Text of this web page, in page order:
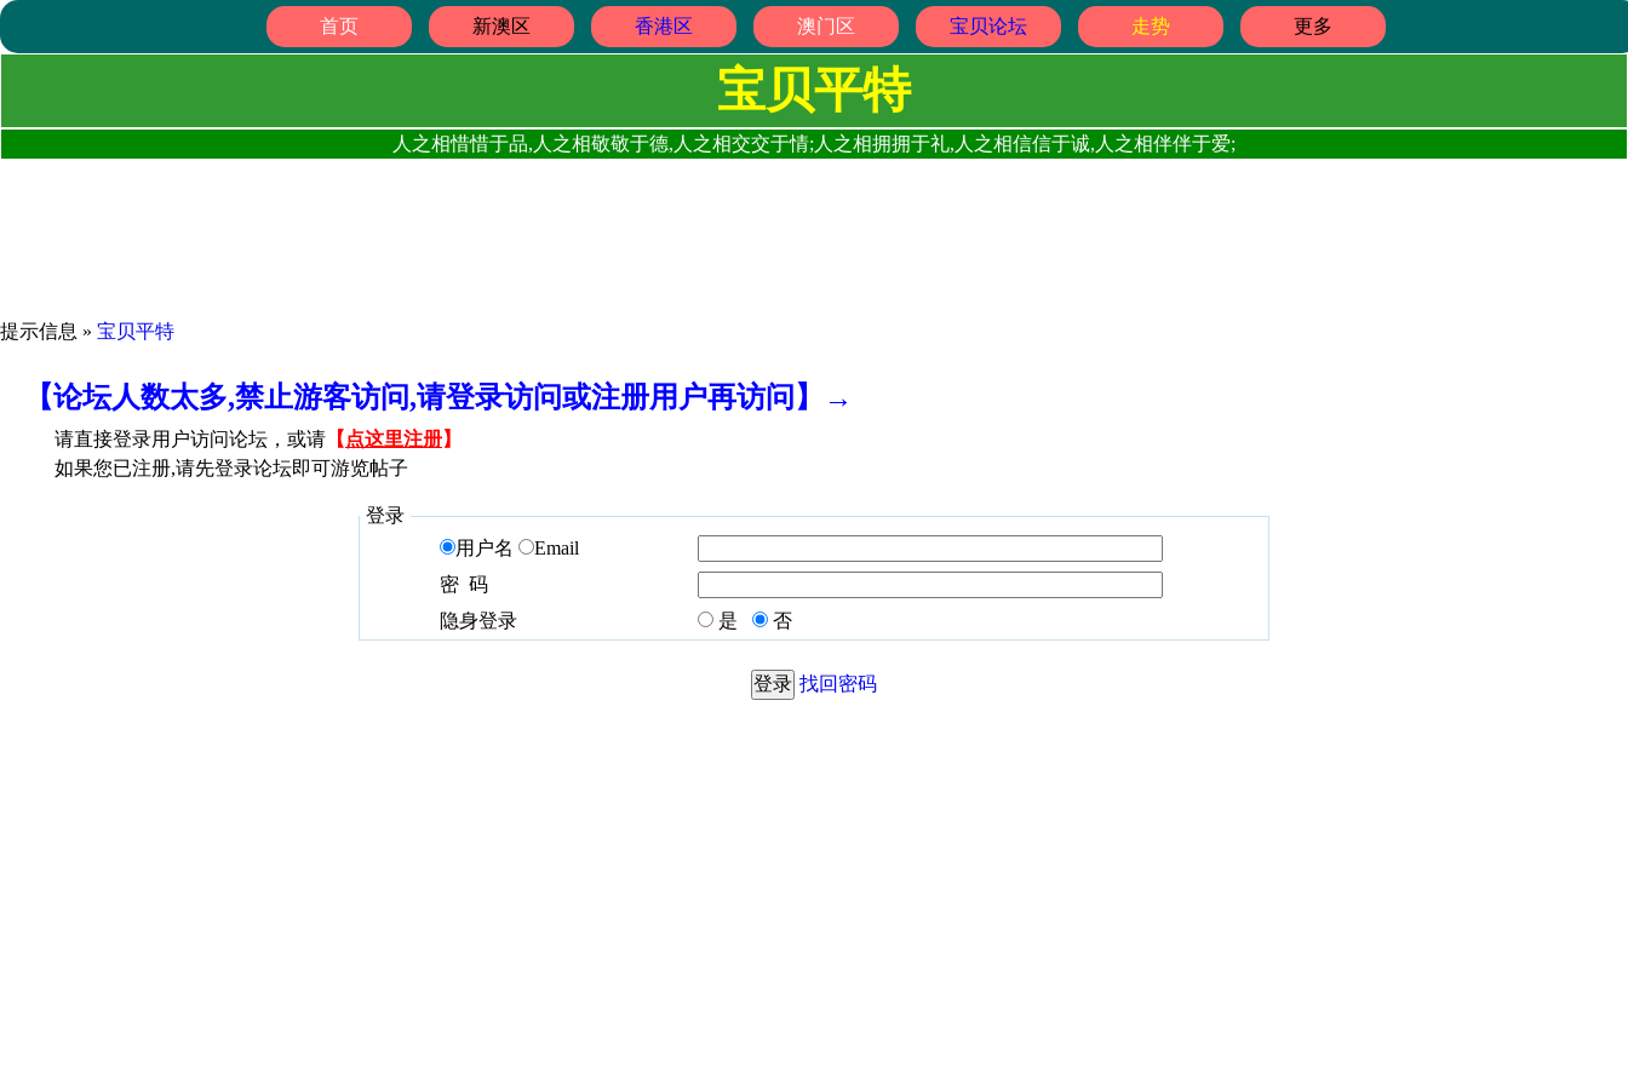
首页 新澳区 香港区 澳门区 宝贝论坛 走势 更多
宝贝平特
人之相惜惜于品,人之相敬敬于德,人之相交交于情;人之相拥拥于礼,人之相信信于诚,人之相伴伴于爱;
提示信息 » 宝贝平特
【论坛人数太多,禁止游客访问,请登录访问或注册用户再访问】→
请直接登录用户访问论坛，或请 【 点这里注册】
如果您已注册,请先登录论坛即可游览帖子
登录
用户名
Email
密 码
隐身登录
是 否
找回密码